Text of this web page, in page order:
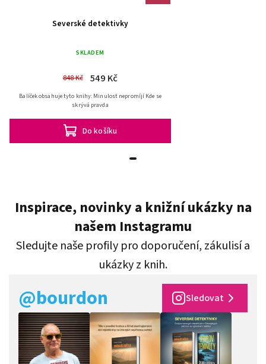
Severské detektivky
SKLADEM
848 Kč 549 Kč
Do košíku
Balíček obsahuje tyto knihy: Minulost nepromíjí Kde se
skrývá pravda
Inspirace, novinky a knižní ukázky na
našem Instagramu
Sledujte naše profily pro doporučení, zákulisí a
ukázky z knih.
@bourdon Sledovat